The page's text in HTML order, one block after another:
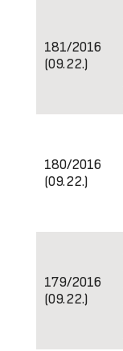
181/2016
(09.22.)
180/2016
(09.22.)
179/2016
(09.22.)